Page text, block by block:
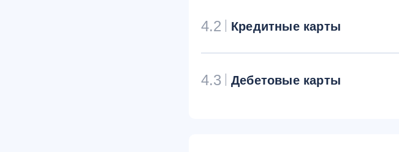
4.2 Кредитные карты
4.3 Дебетовые карты